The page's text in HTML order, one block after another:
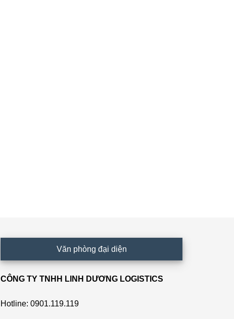
Văn phòng đại diện
CÔNG TY TNHH LINH DƯƠNG LOGISTICS
Hotline: 0901.119.119